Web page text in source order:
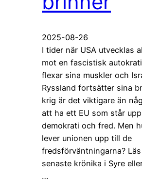
2025-08-26
I tider när USA utvecklas
mot en fascistisk
flexar sina muskler och
Ryssland fortsätter sina
krig är det viktigare än
att ha ett EU som står
demokrati och fred. Men
lever unionen upp till de
fredsförväntningarna?
senaste krönika i Syre
…